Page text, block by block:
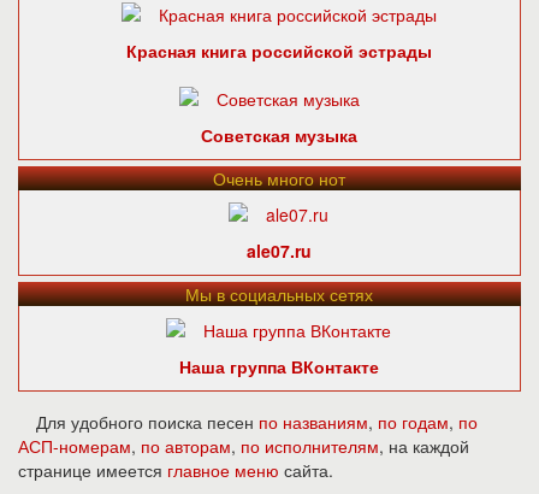
Красная книга российской эстрады
Советская музыка
Очень много нот
ale07.ru
Мы в социальных сетях
Наша группа ВКонтакте
Для удобного поиска песен по названиям, по годам, по
АСП-номерам, по авторам, по исполнителям, на каждой
странице имеется главное меню сайта.